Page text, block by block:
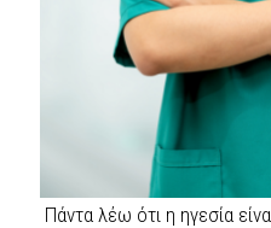
Πάντα λέω ότι η ηγεσία